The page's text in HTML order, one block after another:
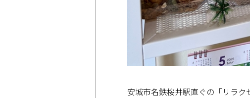
安城市名鉄桜井駅直ぐの「リラ